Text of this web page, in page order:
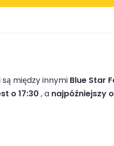
między innymi Blue Star
o 17:30 , a najpóźniejszy o